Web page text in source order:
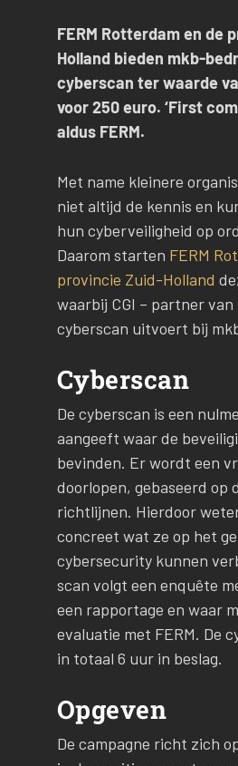
FERM Rotterdam en de
Holland bieden mkb-
cyberscan ter waarde
voor 250 euro. ‘First
aldus FERM.
Met name kleinere
niet altijd de kennis en
hun cyberveiligheid op
Daarom starten FERM
provincie Zuid-Holland
waarbij CGI – partner van
cyberscan uitvoert bij
Cyberscan
De cyberscan is een
aangeeft waar de
bevinden. Er wordt een
doorlopen, gebaseerd op
richtlijnen. Hierdoor
concreet wat ze op het
cybersecurity kunnen
scan volgt een enquête
een rapportage en waar
evaluatie met FERM. De
in totaal 6 uur in beslag.
Opgeven
De campagne richt zich